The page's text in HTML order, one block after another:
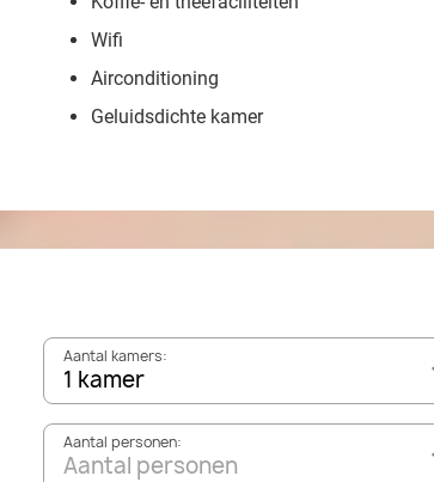
Wifi
Airconditioning
Geluidsdichte kamer
Aantal kamers:
1 kamer
Aantal personen:
Aantal personen